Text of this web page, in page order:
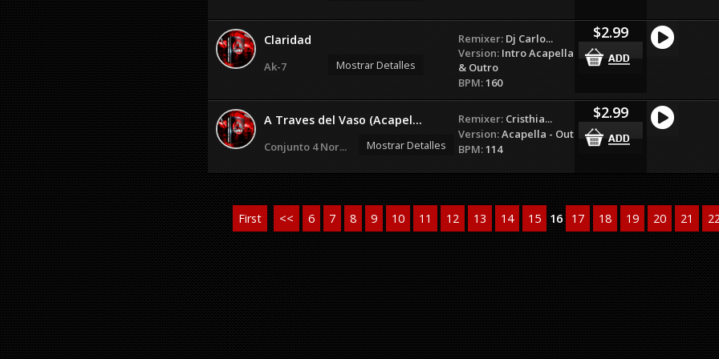
Claridad
Ak-7 Mostrar Detalles
Remixer: Dj Carlo...
Version: Intro Acapella
& Outro
BPM:160
$2.99
A Traves del Vaso (Acapel...
Conjunto 4 Nor... Mostrar Detalles
Remixer: Cristhia...
Version:Acapella - Out
BPM:114
$2.99
First << 6 7 8 9 10 11 12 13 14 15 16 17 18 19 20 21 22